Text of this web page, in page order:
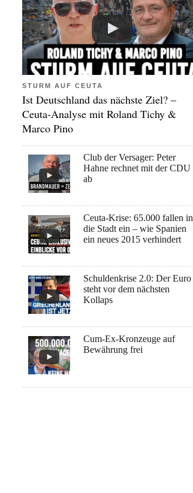
STURM AUF CEUTA
Ist Deutschland das nächste Ziel? –
Ceuta-Analyse mit Roland Tichy &
Marco Pino
Club der Versager: Peter
Hahne rechnet mit der CDU
ab
Ceuta-Krise: 65.000 fallen in
die Stadt ein – wie Spanien
ein neues 2015 verhindert
Schuldenkrise 2.0: Der Euro
steht vor dem nächsten
Kollaps
Cum-Ex-Kronzeuge auf
Bewährung frei